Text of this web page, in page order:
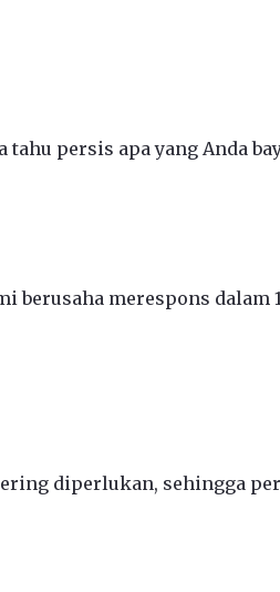
persis apa yang Anda
berusaha merespons dalam
diperlukan, sehingga